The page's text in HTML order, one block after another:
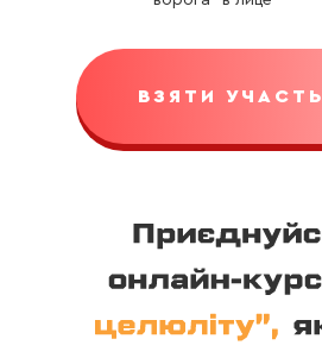
ВЗЯТИ УЧАСТЬ